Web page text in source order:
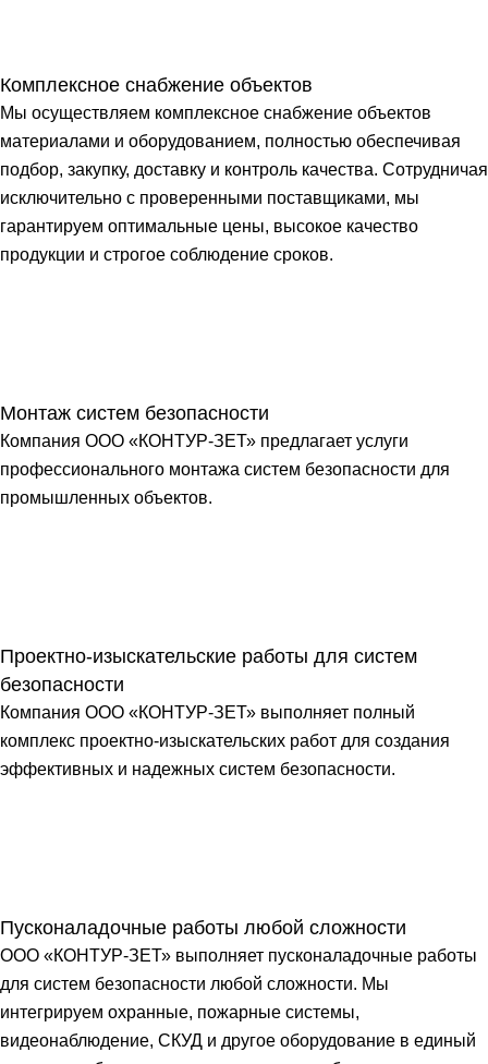
Комплексное снабжение объектов
Мы осуществляем комплексное снабжение объектов
материалами и оборудованием, полностью обеспечивая
подбор, закупку, доставку и контроль качества. Сотрудничая
исключительно с проверенными поставщиками, мы
гарантируем оптимальные цены, высокое качество
продукции и строгое соблюдение сроков.
Монтаж систем безопасности
Компания ООО «КОНТУР-ЗЕТ» предлагает услуги
профессионального монтажа систем безопасности для
промышленных объектов.
Проектно-изыскательские работы для систем
безопасности
Компания ООО «КОНТУР-ЗЕТ» выполняет полный
комплекс проектно-изыскательских работ для создания
эффективных и надежных систем безопасности.
Пусконаладочные работы любой сложности
ООО «КОНТУР-ЗЕТ» выполняет пусконаладочные работы
для систем безопасности любой сложности. Мы
интегрируем охранные, пожарные системы,
видеонаблюдение, СКУД и другое оборудование в единый